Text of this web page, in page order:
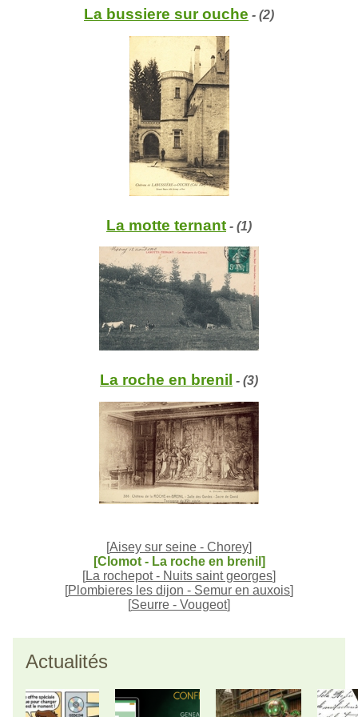
La bussiere sur ouche - (2)
La motte ternant - (1)
La roche en brenil - (3)
[Aisey sur seine - Chorey]
[Clomot - La roche en brenil]
[La rochepot - Nuits saint georges]
[Plombieres les dijon - Semur en auxois]
[Seurre - Vougeot]
Actualités